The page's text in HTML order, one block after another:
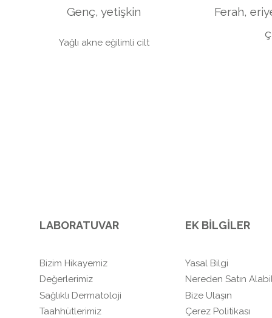
Genç, yetişkin
Yağlı akne eğilimli cilt
Ferah,
LABORATUVAR
Bizim Hikayemiz
Değerlerimiz
Sağlıklı Dermatoloji
Taahhütlerimiz
EK BİLGİLER
Yasal Bilgi
Nereden Satın
Bize Ulaşın
Çerez Politikası